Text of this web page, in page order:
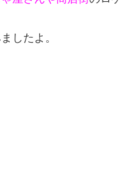
したよ。